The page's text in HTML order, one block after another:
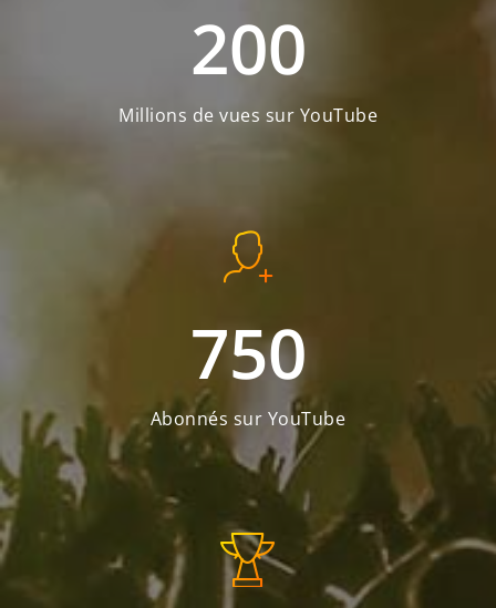
200
Millions de vues sur YouTube
750
Abonnés sur YouTube